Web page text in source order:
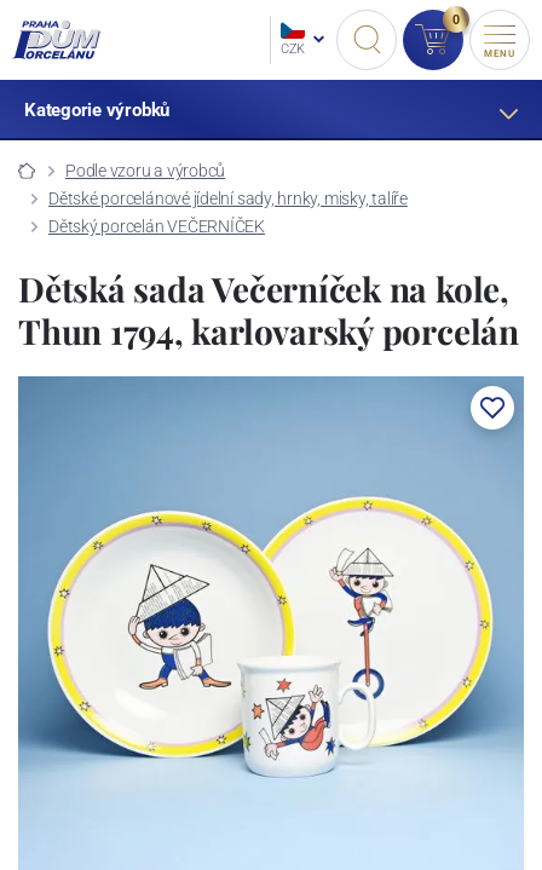
CZK
0
MENU
Kategorie výrobků
Podle vzoru a výrobců
Dětské porcelánové jídelní sady, hrnky, misky, talíře
Dětský porcelán VEČERNÍČEK
Dětská sada Večerníček na kole,
Thun 1794, karlovarský porcelán